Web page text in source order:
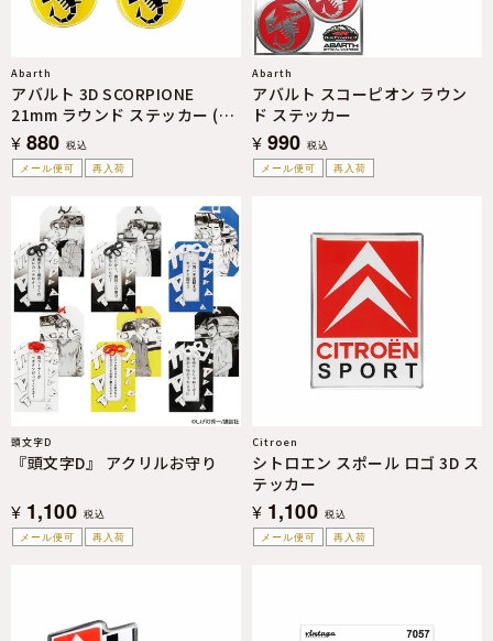
メール便可 再入荷
Abarth
アバルト 3D SCORPIONE
21mm ラウンド ステッカー (2
個セット)
¥ 880 税込
メール便可
再入荷
Abarth
アバルト スコーピオン ラウン
ド ステッカー
¥ 990 税込
メール便可 再入荷
頭文字D
『頭文字D』 アクリルお守り
¥ 1,100 税込
メール便可
再入荷
Citroen
シトロエン スポール ロゴ 3D ス
テッカー
¥ 1,100 税込